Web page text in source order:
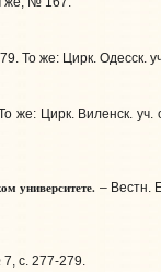
То же: Цирк. Одесск.
же: Цирк. Виленск. уч.
университете. – Вестн.
с. 277-279.